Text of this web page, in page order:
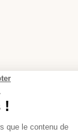
!
que le contenu de